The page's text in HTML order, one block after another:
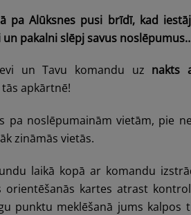
pa Alūksnes pusi brīdī, kad
pakalni slēpj savus
un Tavu komandu uz nakts
apkārtnē!
pa noslēpumainām vietām, pie
zināmās vietās.
laikā kopā ar komandu
orientēšanās kartes atrast
punktu meklēšanā jums kalpos